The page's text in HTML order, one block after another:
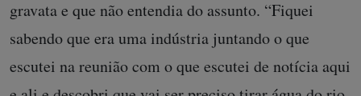
gravata e que não entendia do assunto. “Fiquei
sabendo que era uma indústria juntando o que
escutei na reunião com o que escutei de notícia aqui